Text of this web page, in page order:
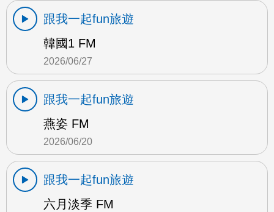
跟我一起fun旅遊
韓國1 FM
2026/06/27
跟我一起fun旅遊
燕姿 FM
2026/06/20
跟我一起fun旅遊
六月淡季 FM